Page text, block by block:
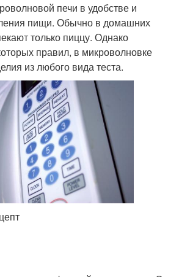
печи в удобстве и
пищи. Обычно в домашних
только пиццу. Однако
правил, в микроволновке
из любого вида теста.